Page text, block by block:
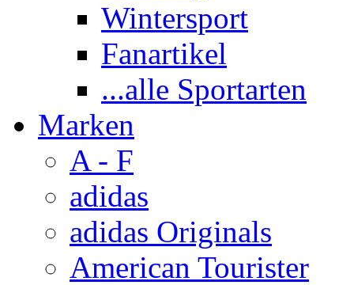
Wintersport
Fanartikel
...alle Sportarten
Marken
A - F
adidas
adidas Originals
American Tourister